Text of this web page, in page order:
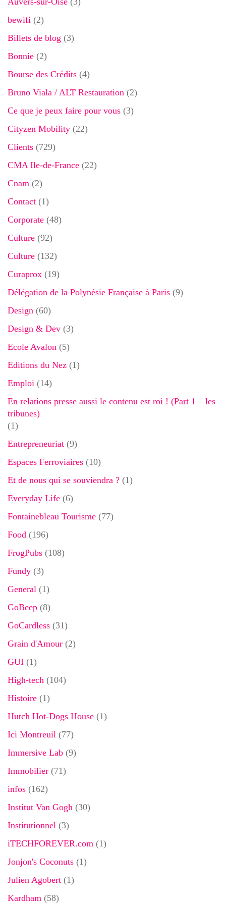
bewifi (2)
Billets de blog (3)
Bonnie (2)
Bourse des Crédits (4)
Bruno Viala / ALT Restauration (2)
Ce que je peux faire pour vous (3)
Cityzen Mobility (22)
Clients (729)
CMA Ile-de-France (22)
Cnam (2)
Contact (1)
Corporate (48)
Culture (92)
Culture (132)
Curaprox (19)
Délégation de la Polynésie Française à Paris (9)
Design (60)
Design & Dev (3)
Ecole Avalon (5)
Editions du Nez (1)
Emploi (14)
En relations presse aussi le contenu est roi ! (Part 1 – les
tribunes)
(1)
Entrepreneuriat (9)
Espaces Ferroviaires (10)
Et de nous qui se souviendra ? (1)
Everyday Life (6)
Fontainebleau Tourisme (77)
Food (196)
FrogPubs (108)
Fundy (3)
General (1)
GoBeep (8)
GoCardless (31)
Grain d'Amour (2)
GUI (1)
High-tech (104)
Histoire (1)
Hutch Hot-Dogs House (1)
Ici Montreuil (77)
Immersive Lab (9)
Immobilier (71)
infos (162)
Institut Van Gogh (30)
Institutionnel (3)
iTECHFOREVER.com (1)
Jonjon's Coconuts (1)
Julien Agobert (1)
Kardham (58)